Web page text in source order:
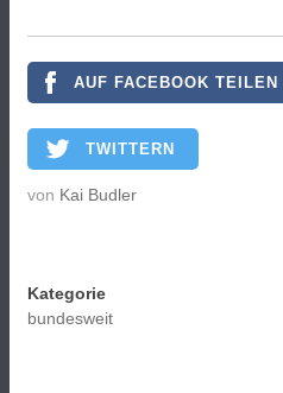
AUF FACEBOOK TEILEN
TWITTERN
von Kai Budler
Kategorie
bundesweit